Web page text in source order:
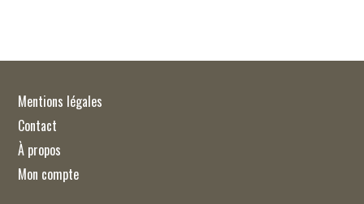
Mentions légales
Contact
À propos
Mon compte